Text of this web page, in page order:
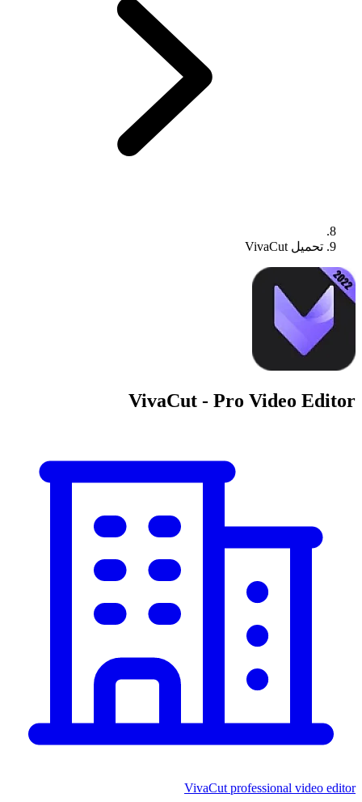
تحميل VivaCut
VivaCut - Pro Video Editor
VivaCut professional video editor